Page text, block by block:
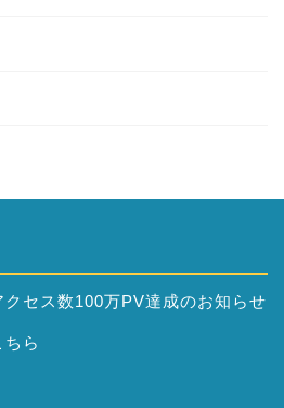
クセス数100万PV達成のお知らせ
ら